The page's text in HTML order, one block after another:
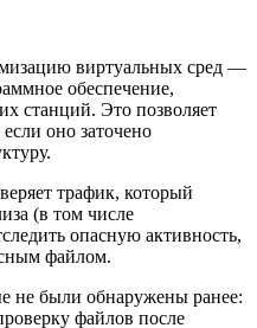
виртуальных сред —
обеспечение,
станций. Это позволяет
оно заточено
трафик, который
(в том числе
опасную активность,
файлом.
не были обнаружены ранее:
файлов после